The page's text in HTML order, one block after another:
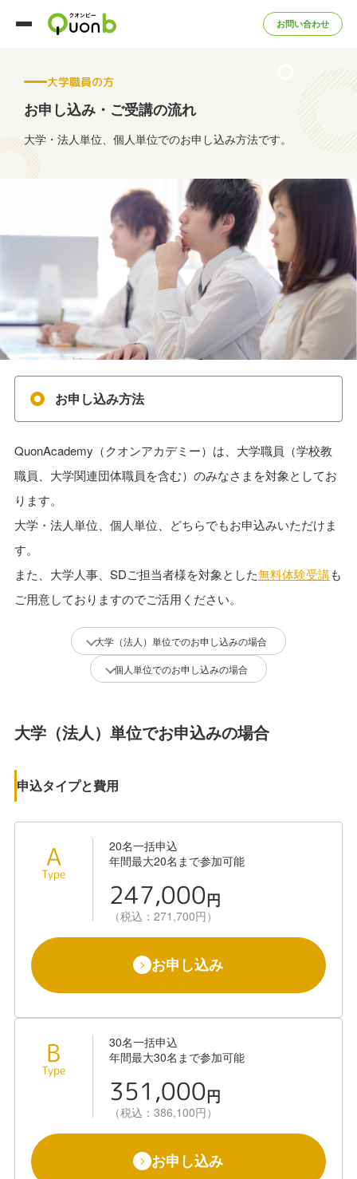
お問い合わせ
大学職員の方
お申し込み・ご受講の流れ
大学・法人単位、個人単位でのお申し込み方法です。
お申し込み方法
QuonAcademy（クオンアカデミー）は、大学職員（学校教
職員、大学関連団体職員を含む）のみなさまを対象としてお
ります。
大学・法人単位、個人単位、どちらでもお申込みいただけま
す。
また、大学人事、SDご担当者様を対象とした無料体験受講も
ご用意しておりますのでご活用ください。
大学（法人）単位でのお申し込みの場合
個人単位でのお申し込みの場合
大学（法人）単位でお申込みの場合
申込タイプと費用
A
Type
20名一括申込
年間最大20名まで参加可能
247,000円
（税込：271,700円）
お申し込み
B
Type
30名一括申込
年間最大30名まで参加可能
351,000円
（税込：386,100円）
お申し込み